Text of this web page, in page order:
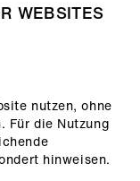
WEBSITES
nutzen, ohne
Für die Nutzung
hinweisen.